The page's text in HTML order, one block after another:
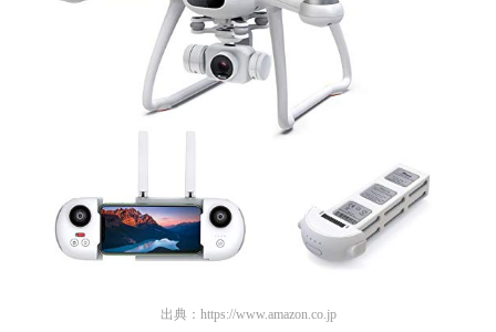
出典： https://www.amazon.co.jp